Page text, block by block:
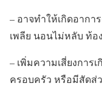
– อาจทำให้เกิดอากา
เพลีย นอนไม่หลับ ท้อ
– เพิ่มความเสี่ยงการ
ครอบครัว หรือมีสัดส่